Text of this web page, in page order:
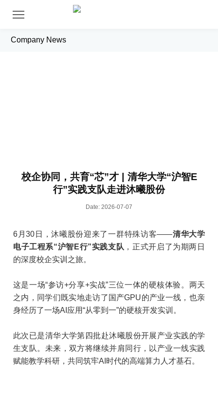
Company News
校企协同，共育“芯”才 | 清华大学“沪智E
行”实践支队走进沐曦股份
Date: 2026-07-07
6月30日，沐曦股份迎来了一群特殊访客——清华大学
电子工程系“沪智E行”实践支队 ，正式开启了为期两日
的深度校企实训之旅。
这是一场“参访+分享+实战”三位一体的硬核体验。两天
之内，同学们既实地走访了国产GPU的产业一线，也亲
身经历了一场AI应用“从零到一”的硬核开发实训。
此次已是清华大学第四批赴沐曦股份开展产业实践的学
生支队。未来，双方将继续并肩同行，以产业一线实践
赋能教学科研，共同筑牢AI时代的高端算力人才基石。